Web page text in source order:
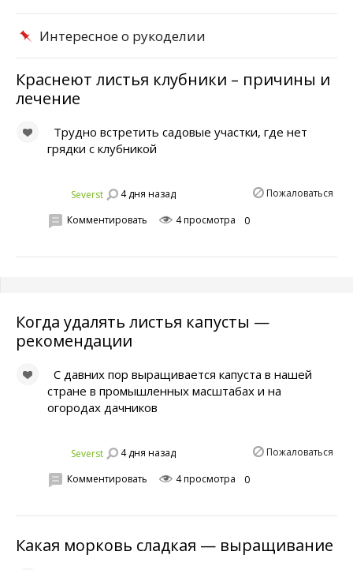
Интересное о рукоделии
Краснеют листья клубники – причины и
лечение
Трудно встретить садовые участки, где нет
грядки с клубникой
Severst 4 дня назад Пожаловаться
Комментировать 4 просмотра 0
Когда удалять листья капусты —
рекомендации
С давних пор выращивается капуста в нашей
стране в промышленных масштабах и на
огородах дачников
Severst 4 дня назад Пожаловаться
Комментировать 4 просмотра 0
Какая морковь сладкая — выращивание